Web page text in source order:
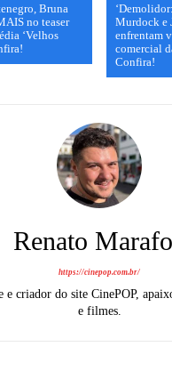
Bruna
no teaser
‘Velhos
Murdock e
enfrentam
comercial
Confira!
Renato
https://cinepop.com.br/
e criador do site CinePOP,
e filmes.